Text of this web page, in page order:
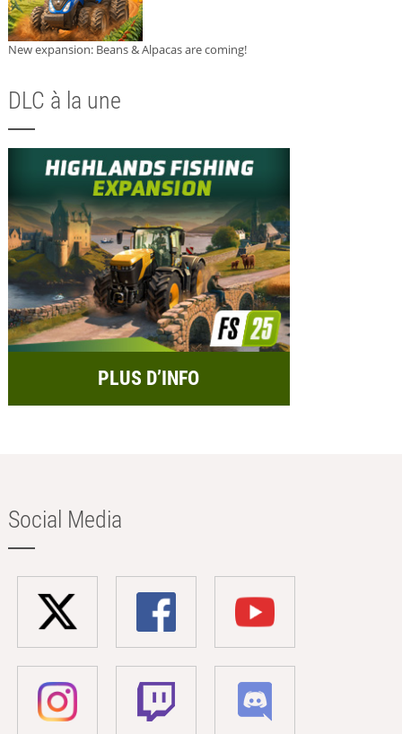
New expansion: Beans & Alpacas are coming!
DLC à la une
PLUS D’INFO
Social Media